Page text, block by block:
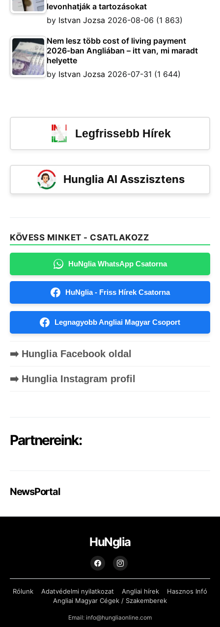
levonhatják a tartozásokat
by Istvan Jozsa 2026-08-06 (1 863)
Nem lesz több cost of living payment
2026-ban Angliában – itt van, mi maradt
helyette
by Istvan Jozsa 2026-07-31 (1 644)
Legfrissebb Hírek
Hunglia AI Asszisztens
KÖVESS MINKET - CSATLAKOZZ
HuNglia WhatsApp Csatorna
HuNglia - Friss Hírek Csatorna
Legnagyobb Angliai Magyar Csoport
➡️ Hunglia Facebook oldal
➡️ Hunglia Instagram profil
Partnereink:
NewsPortal
HuNglia
Rólunk Adatvédelmi nyilatkozat Angliai hírek
Hasznos Infó
Angliai Magyar Cégek / Szakemberek
Email: info@hungliaonline.com